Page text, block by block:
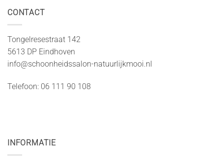
CONTACT
Tongelresestraat 142
5613 DP Eindhoven
info@schoonheidssalon-natuurlijkmooi.nl
Telefoon: 06 111 90 108
INFORMATIE